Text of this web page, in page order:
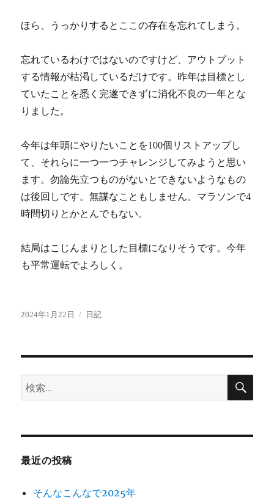
ほら、うっかりするとここの存在を忘れてしまう。
忘れているわけではないのですけど、アウトプット
する情報が枯渇しているだけです。昨年は目標とし
ていたことを悉く完遂できずに消化不良の一年とな
りました。
今年は年頭にやりたいことを100個リストアップし
て、それらに一つ一つチャレンジしてみようと思い
ます。勿論先立つものがないとできないようなもの
は後回しです。無謀なこともしません。マラソンで4
時間切りとかとんでもない。
結局はこじんまりとした目標になりそうです。今年
も平常運転でよろしく。
投
2024年1月22日
カ
日記
検
索:
検
最近の投稿
そんなこんなで2025年